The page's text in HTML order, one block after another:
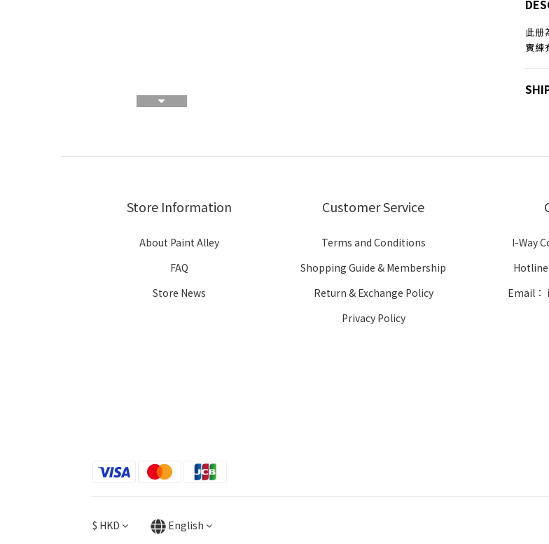
此册
實練
Store Information
About Paint Alley
FAQ
Store News
Customer Service
Terms and Conditions
Shopping Guide & Membership
Return & Exchange Policy
Privacy Policy
I-Way
Hotline
Email：
$ HKD English